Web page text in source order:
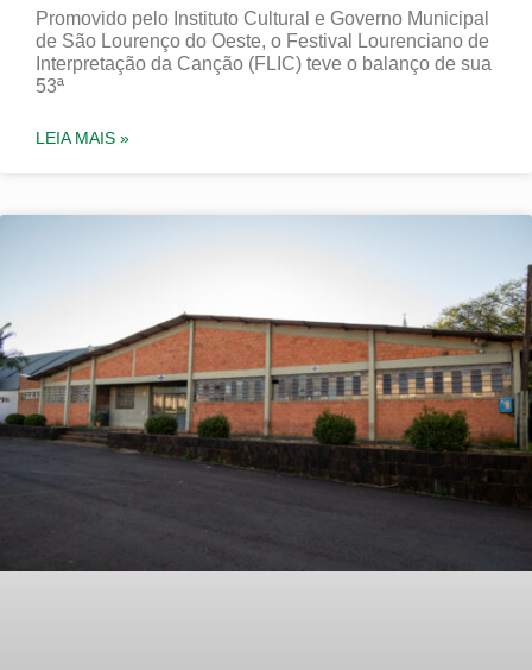
Promovido pelo Instituto Cultural e Governo Municipal
de São Lourenço do Oeste, o Festival Lourenciano de
Interpretação da Canção (FLIC) teve o balanço de sua
53ª
LEIA MAIS »